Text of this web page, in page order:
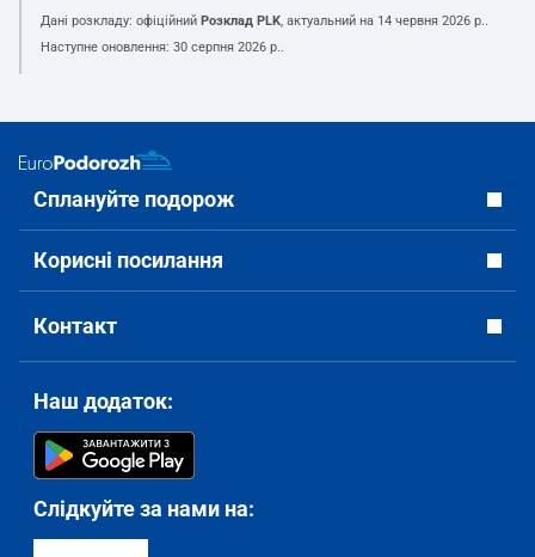
Дані розкладу: офіційний Розклад PLK, актуальний на 14 червня 2026 р..
Наступне оновлення: 30 серпня 2026 р..
Сплануйте подорож
Корисні посилання
Контакт
Наш додаток:
Слідкуйте за нами на: